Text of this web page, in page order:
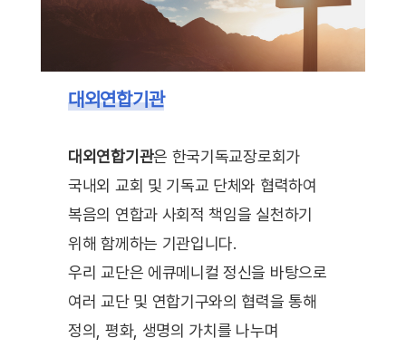
대외연합기관
대외연합기관은 한국기독교장로회가
국내외 교회 및 기독교 단체와 협력하여
복음의 연합과 사회적 책임을 실천하기
위해 함께하는 기관입니다.
우리 교단은 에큐메니컬 정신을 바탕으로
여러 교단 및 연합기구와의 협력을 통해
정의, 평화, 생명의 가치를 나누며